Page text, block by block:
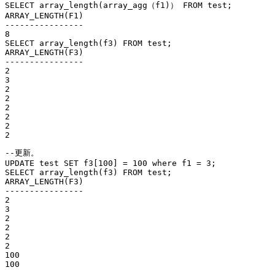
SELECT array_length(array_agg（f1)） FROM test;
ARRAY_LENGTH(F1)
----------------
8
SELECT array_length(f3) FROM test;
ARRAY_LENGTH(F3)
----------------
2
3
2
2
2
2
2
2
--更新。
UPDATE test SET f3[100] = 100 where f1 = 3;
SELECT array_length(f3) FROM test;
ARRAY_LENGTH(F3)
----------------
2
3
2
2
2
2
100
100